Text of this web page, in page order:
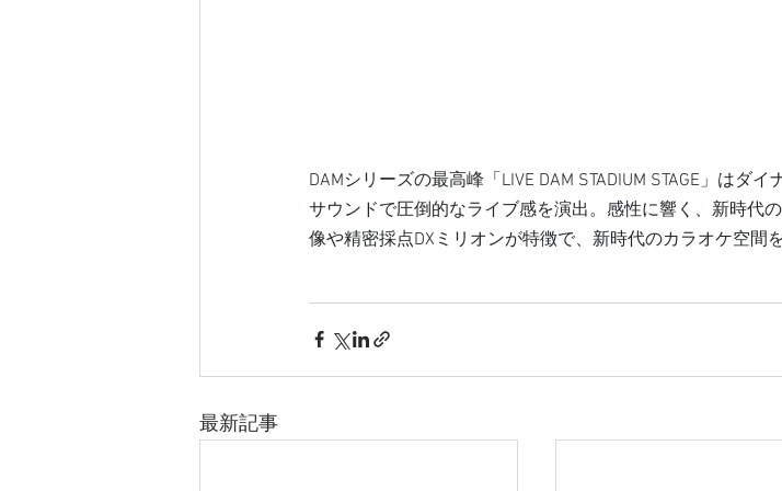
DAMシリーズの最高峰「LIVE DAM STADIUM STAGE」はダ
サウンドで圧倒的なライブ感を演出。感性に響く、新時代
像や精密採点DXミリオンが特徴で、新時代のカラオケ空間
最新記事